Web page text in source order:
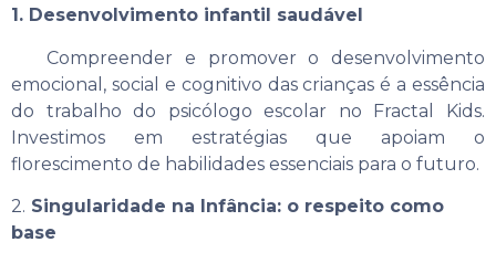
1. Desenvolvimento infantil saudável
Compreender e promover o desenvolvimento
emocional, social e cognitivo das crianças é a essência
do trabalho do psicólogo escolar no Fractal Kids.
Investimos em estratégias que apoiam o
florescimento de habilidades essenciais para o futuro.
2. Singularidade na Infância: o respeito como
base